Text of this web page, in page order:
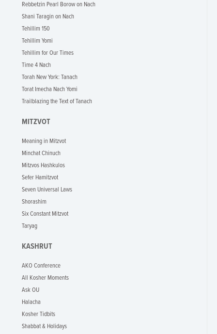
Rebbetzin Pearl Borow on Nach
Shani Taragin on Nach
Tehillim 150
Tehillim Yomi
Tehillim for Our Times
Time 4 Nach
Torah New York: Tanach
Torat Imecha Nach Yomi
Trailblazing the Text of Tanach
MITZVOT
Meaning in Mitzvot
Minchat Chinuch
Mitzvos Hashkulos
Sefer Hamitzvot
Seven Universal Laws
Shorashim
Six Constant Mitzvot
Taryag
KASHRUT
AKO Conference
All Kosher Moments
Ask OU
Halacha
Kosher Tidbits
Shabbat & Holidays